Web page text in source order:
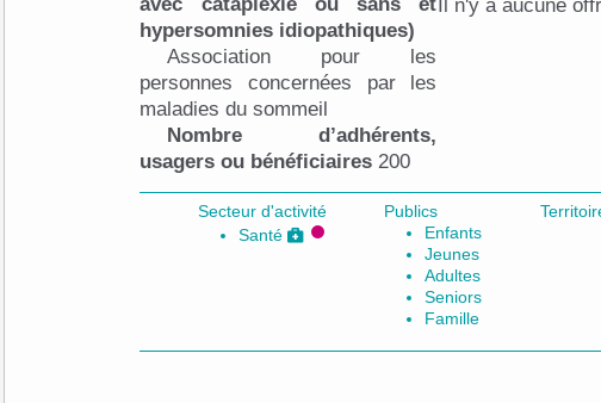
avec cataplexie ou sans et
hypersomnies idiopathiques)
Association pour les
personnes concernées par les
maladies du sommeil
Nombre d’adhérents,
usagers ou bénéficiaires 200
Il n'y a aucune
Secteur d'activité
Santé
Publics
Enfants
Jeunes
Adultes
Seniors
Famille